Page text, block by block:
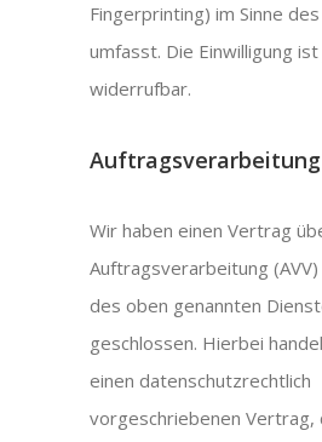
Fingerprinting) im Sinne
umfasst. Die Einwilligung
widerrufbar.
Auftragsverarbeitung
Wir haben einen Vertrag
Auftragsverarbeitung
des oben genannten
geschlossen. Hierbei
einen datenschutzrechtlich
vorgeschriebenen Vertrag,